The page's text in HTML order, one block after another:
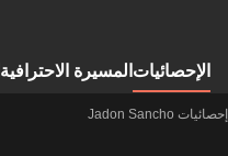
الإحصائيات المسيرة الاحترافية
إحصائيات Jadon Sancho